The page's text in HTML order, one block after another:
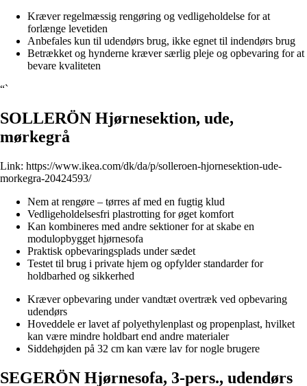
Kræver regelmæssig rengøring og vedligeholdelse for at
forlænge levetiden
Anbefales kun til udendørs brug, ikke egnet til indendørs brug
Betrækket og hynderne kræver særlig pleje og opbevaring for at
bevare kvaliteten
“`
SOLLERÖN Hjørnesektion, ude,
mørkegrå
Link: https://www.ikea.com/dk/da/p/solleroen-hjornesektion-ude-
morkegra-20424593/
Nem at rengøre – tørres af med en fugtig klud
Vedligeholdelsesfri plastrotting for øget komfort
Kan kombineres med andre sektioner for at skabe en
modulopbygget hjørnesofa
Praktisk opbevaringsplads under sædet
Testet til brug i private hjem og opfylder standarder for
holdbarhed og sikkerhed
Kræver opbevaring under vandtæt overtræk ved opbevaring
udendørs
Hoveddele er lavet af polyethylenplast og propenplast, hvilket
kan være mindre holdbart end andre materialer
Siddehøjden på 32 cm kan være lav for nogle brugere
SEGERÖN Hjørnesofa, 3-pers., udendørs